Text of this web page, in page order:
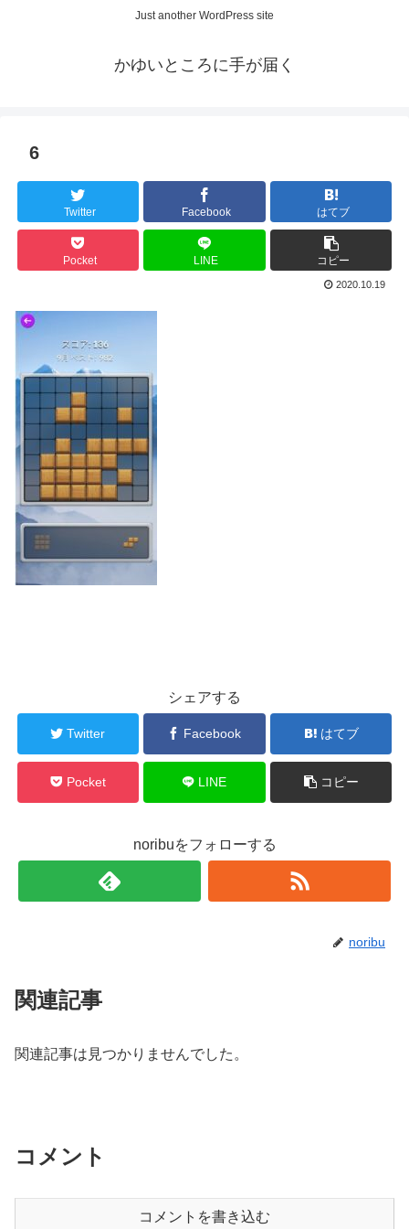
Just another WordPress site
かゆいところに手が届く
6
Twitter Facebook はてブ
Pocket LINE コピー
2020.10.19
シェアする
Twitter Facebook はてブ
Pocket LINE コピー
noribuをフォローする
noribu
関連記事
関連記事は見つかりませんでした。
コメント
コメントを書き込む